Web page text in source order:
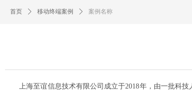
上海至谊信息技术有限公司成立于2018年，由一批科技
首页 ꄲ 移动终端案例 ꄲ 案例名称